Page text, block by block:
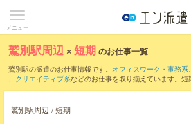
メニュー
鷲別駅周辺 ×短期のお仕事一覧
鷲別駅の派遣のお仕事情報です。 オフィスワーク・事務系、
、 クリエイティブ系などのお仕事を取り揃えています。短
鷲別駅周辺 / 短期